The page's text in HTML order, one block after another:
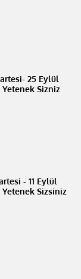
25 Eylül
Sizniz
- 11 Eylül
Sizsiniz